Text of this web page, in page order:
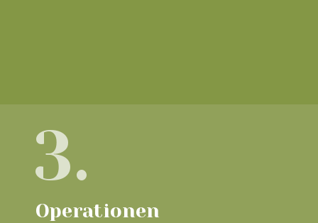
3.
Operationen